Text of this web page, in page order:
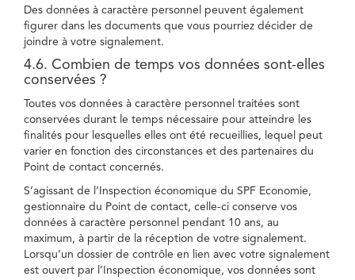
Des données à caractère personnel peuvent également
figurer dans les documents que vous pourriez décider de
joindre à votre signalement.
4.6. Combien de temps vos données sont-elles
conservées ?
Toutes vos données à caractère personnel traitées sont
conservées durant le temps nécessaire pour atteindre les
finalités pour lesquelles elles ont été recueillies, lequel peut
varier en fonction des circonstances et des partenaires du
Point de contact concernés.
S’agissant de l’Inspection économique du SPF Economie,
gestionnaire du Point de contact, celle-ci conserve vos
données à caractère personnel pendant 10 ans, au
maximum, à partir de la réception de votre signalement.
Lorsqu’un dossier de contrôle en lien avec votre signalement
est ouvert par l’Inspection économique, vos données sont